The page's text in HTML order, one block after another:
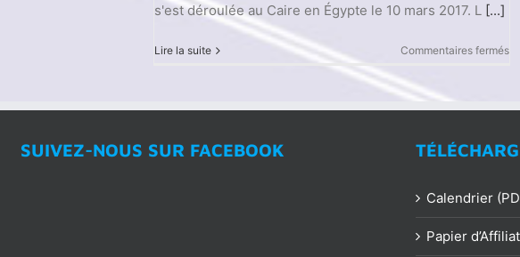
s'est déroulée au Caire en Égypte le 10 mars 2017. L [...]
Lire la suite Commentaires ferméssur
en
–
SUIVEZ-NOUS SUR FACEBOOK
Calendrier
Papier